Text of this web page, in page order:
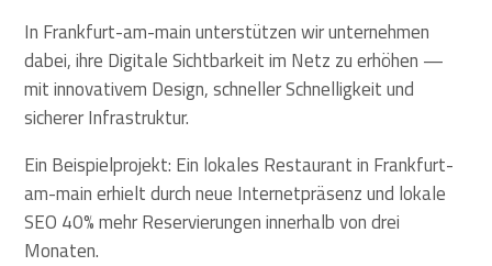
In Frankfurt-am-main unterstützen wir unternehmen
dabei, ihre Digitale Sichtbarkeit im Netz zu erhöhen —
mit innovativem Design, schneller Schnelligkeit und
sicherer Infrastruktur.
Ein Beispielprojekt: Ein lokales Restaurant in Frankfurt-
am-main erhielt durch neue Internetpräsenz und lokale
SEO 40% mehr Reservierungen innerhalb von drei
Monaten.